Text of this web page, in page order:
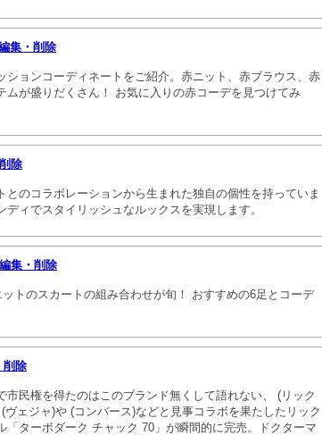
集・削除
ョンコーディネートをご紹介。赤ニット、赤ブラウス、赤
が盛りだくさん！ お気に入りの赤コーデを見つけてみ
除
のコラボレーションから生まれた独自の個性を持っていま
ィでスタイリッシュなルックスを実現します。
編集・削除
トのスカートの組み合わせが旬！ おすすめの6足とコーデ
削除
民権を得たのはこのブランド無くして語れない、 (リック
ェジャ)や (コンバース)などと見事コラボを果たしたリック
ターボダーク チャック 70」が瞬間的に完売。ドクターマ